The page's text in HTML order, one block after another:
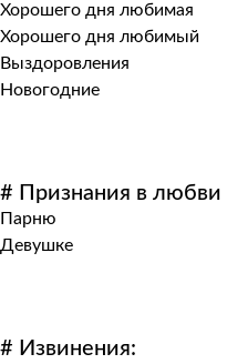
Хорошего дня любимая
Хорошего дня любимый
Выздоровления
Новогодние
# Признания в любви
Парню
Девушке
# Извинения: